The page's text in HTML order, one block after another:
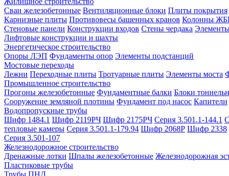
Сваи железобетонные Вентиляционные блоки Плиты покрытия
Карнизные плиты Противовесы башенных кранов Колонны
Стеновые панели Конструкции входов Стены чердака
Лифтовые конструкции и шахты
Энергетическое строительство
Опоры ЛЭП Фундаменты опор Элементы подстанций
Мостовые переходы
Лежни Переходные плиты Тротуарные плиты Элементы моста
Промышленное строительство
Прогоны железобетонные Фундаментные балки Блоки
Сооружение земляной плотины Фундамент под насос Капители
Водопропускные трубы
Шифр 1484.1 Шифр 2119РЧ Шифр 2175РЧ Серия 3.501.1-144.1
тепловые камеры Серия 3.501.1-179.94 Шифр 2068Р Шифр 2338
Серия 3.501-107
Железнодорожное строительство
Дренажные лотки Шпалы железобетонные Железнодорожная
Пластиковые трубы
Трубы ПНД